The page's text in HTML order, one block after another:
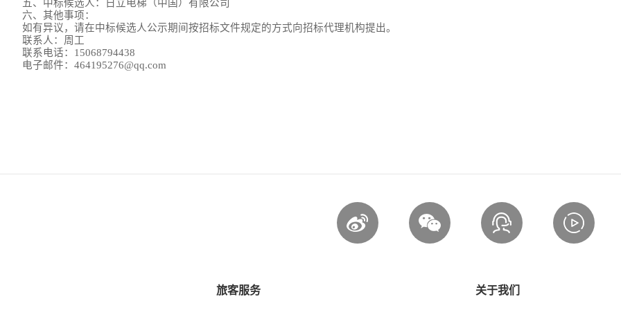
五、中标候选人：日立电梯（中国）有限公司
六、其他事项：
如有异议，请在中标候选人公示期间按招标文件规定的方式向招标代理机构提出。
联系人：周工
联系电话：15068794438
电子邮件：464195276@qq.com
旅客服务 关于我们